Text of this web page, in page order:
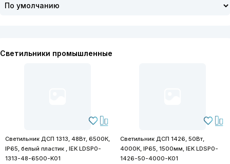
Светильники промышленные
Светильник ДСП 1313, 48Вт, 6500К,
IP65, белый пластик , IEK LDSP0-
1313-48-6500-K01
Светильник ДСП 1426, 50Вт,
4000К, IP65, 1500мм, IEK LDSP0-
1426-50-4000-K01